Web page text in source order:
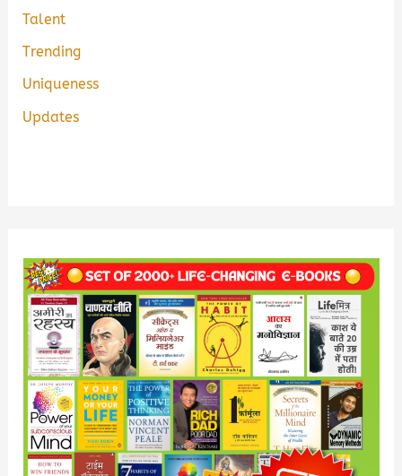
Talent
Trending
Uniqueness
Updates